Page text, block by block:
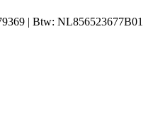
| Btw: NL856523677B01